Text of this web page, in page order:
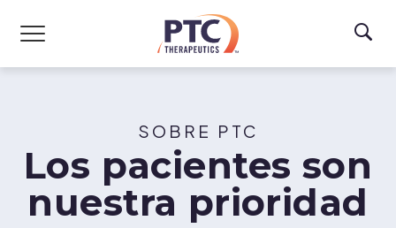
SOBRE PTC
Los pacientes son
nuestra prioridad